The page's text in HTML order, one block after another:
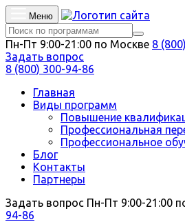
Меню
Пн-Пт 9:00-21:00 по Москве 8
Задать вопрос
8 (800) 300-94-86
Главная
Виды программ
Повышение
Профессиональная
Профессиональное
Блог
Контакты
Партнеры
Задать вопрос Пн-Пт 9:00-21:00
94-86